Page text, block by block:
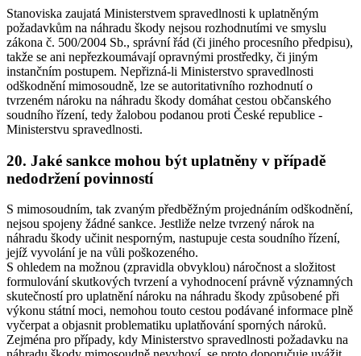
Stanoviska zaujatá Ministerstvem spravedlnosti k uplatněným
požadavkům na náhradu škody nejsou rozhodnutími ve smyslu
zákona č. 500/2004 Sb., správní řád (či jiného procesního předpisu),
takže se ani nepřezkoumávají opravnými prostředky, či jiným
instančním postupem. Nepřizná-li Ministerstvo spravedlnosti
odškodnění mimosoudně, lze se autoritativního rozhodnutí o
tvrzeném nároku na náhradu škody domáhat cestou občanského
soudního řízení, tedy žalobou podanou proti České republice -
Ministerstvu spravedlnosti.
20. Jaké sankce mohou být uplatněny v případě
nedodržení povinností
S mimosoudním, tak zvaným předběžným projednáním odškodnění,
nejsou spojeny žádné sankce. Jestliže nelze tvrzený nárok na
náhradu škody učinit nesporným, nastupuje cesta soudního řízení,
jejíž vyvolání je na vůli poškozeného.
S ohledem na možnou (zpravidla obvyklou) náročnost a složitost
formulování skutkových tvrzení a vyhodnocení právně významných
skutečností pro uplatnění nároku na náhradu škody způsobené při
výkonu státní moci, nemohou touto cestou podávané informace plně
vyčerpat a objasnit problematiku uplatňování sporných nároků.
Zejména pro případy, kdy Ministerstvo spravedlnosti požadavku na